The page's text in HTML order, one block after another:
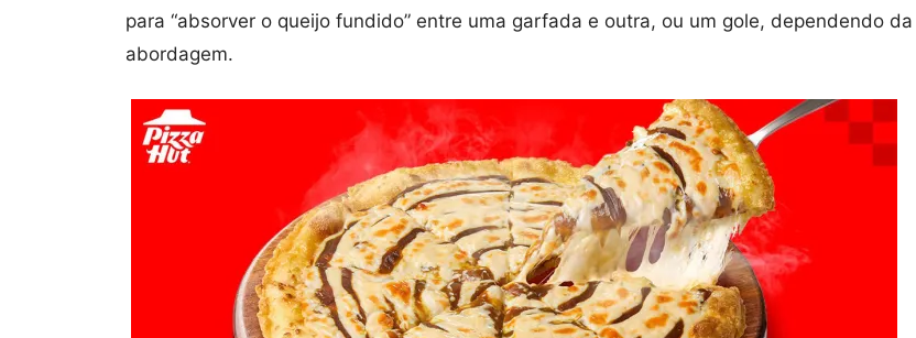
para “absorver o queijo fundido” entre uma garfada e outra, ou um gole, dependendo da
abordagem.